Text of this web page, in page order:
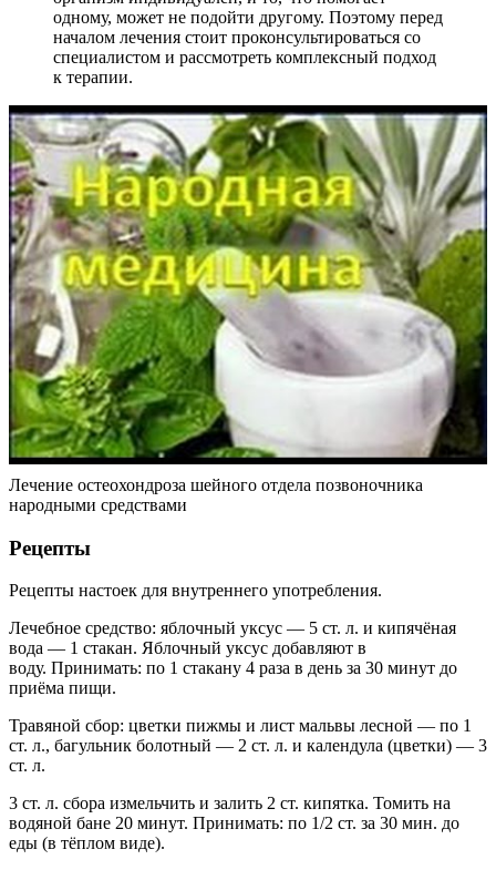
одному, может не подойти другому. Поэтому перед
началом лечения стоит проконсультироваться со
специалистом и рассмотреть комплексный подход
к терапии.
Лечение остеохондроза шейного отдела позвоночника
народными средствами
Рецепты
Рецепты настоек для внутреннего употребления.
Лечебное средство: яблочный уксус — 5 ст. л. и кипячёная
вода — 1 стакан. Яблочный уксус добавляют в
воду. Принимать: по 1 стакану 4 раза в день за 30 минут до
приёма пищи.
Травяной сбор: цветки пижмы и лист мальвы лесной — по 1
ст. л., багульник болотный — 2 ст. л. и календула (цветки) — 3
ст. л.
3 ст. л. сбора измельчить и залить 2 ст. кипятка. Томить на
водяной бане 20 минут. Принимать: по 1/2 ст. за 30 мин. до
еды (в тёплом виде).